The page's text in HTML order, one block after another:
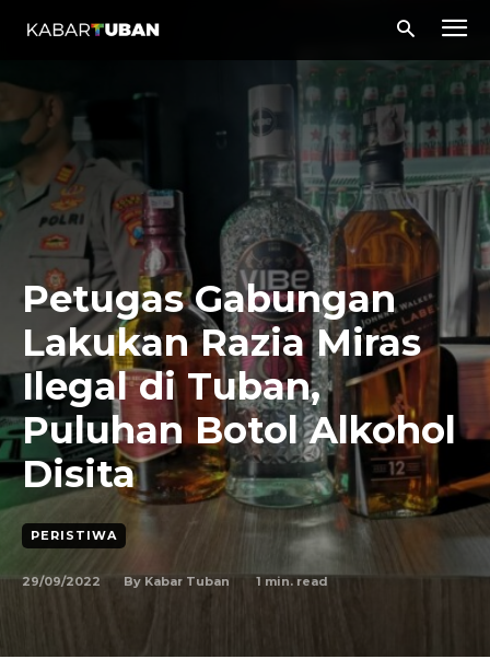
Petugas Gabungan
Lakukan Razia Miras
Ilegal di Tuban,
Puluhan Botol Alkohol
Disita
PERISTIWA
29/09/2022 By Kabar Tuban 1 min. read